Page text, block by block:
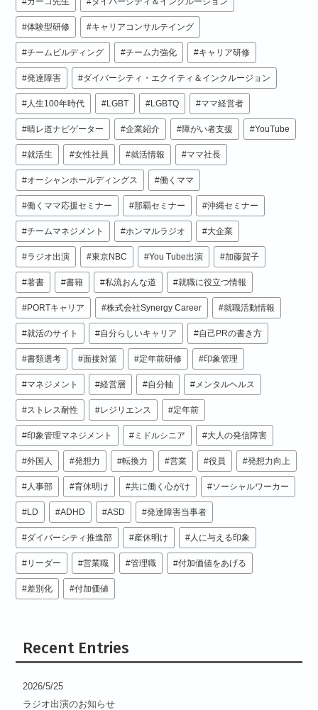
体験型研修 キャリアコンサルテイング
チームビルディング チーム力強化 キャリア研修
発達障害 ダイバーシティ・エクイティ＆インクルージョン
人生100年時代 LGBT LGBTQ ママ経営者
晴レ道ナビゲーター 企業紹介 障がい者支援 YouTube
就活生 女性社員 就活情報 ママ社長
オーシャンホールディングス 働くママ
働くママ応援セミナー 那覇セミナー 沖縄セミナー
チームマネジメント ホンマルラジオ 大企業
ラジオ出演 東京NBC You Tube出演 加藤賀子
著書 書籍 私流おんな道 就職に役立つ情報
PORTキャリア 株式会社Synergy Career 就職活動情報
就活のサイト 自分らしいキャリア 自己PRの書き方
書類選考 面接対策 定年前研修 印象管理
マネジメント 経営層 自分軸 メンタルヘルス
ストレス耐性 レジリエンス 定年前
印象管理マネジメント ミドルシニア 大人の発信障害
外国人 発想力 転換力 営業 役員 発想力向上
人事部 育休明け 共に働く心がけ ソーシャルワーカー
LD ADHD ASD 発達障害当事者
ダイバーシティ推進部 産休明け 人に与える印象
リーダー 営業職 管理職 付加価値をあげる
差別化 付加価値
Recent Entries
2026/5/25
ラジオ出演のお知らせ